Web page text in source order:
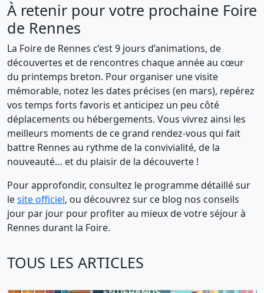
À retenir pour votre prochaine Foire
de Rennes
La Foire de Rennes c’est 9 jours d’animations, de
découvertes et de rencontres chaque année au cœur
du printemps breton. Pour organiser une visite
mémorable, notez les dates précises (en mars), repérez
vos temps forts favoris et anticipez un peu côté
déplacements ou hébergements. Vous vivrez ainsi les
meilleurs moments de ce grand rendez-vous qui fait
battre Rennes au rythme de la convivialité, de la
nouveauté… et du plaisir de la découverte !
Pour approfondir, consultez le programme détaillé sur
lesite officiel, ou découvrez sur ce blog nos conseils
jour par jour pour profiter au mieux de votre séjour à
Rennes durant la Foire.
TOUS LES ARTICLES